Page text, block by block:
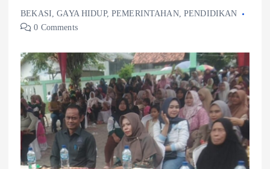
BEKASI,GAYA HIDUP, PEMERINTAHAN, PENDIDIKAN
0 Comments